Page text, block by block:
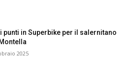
punti in Superbike per il salernitano
2025